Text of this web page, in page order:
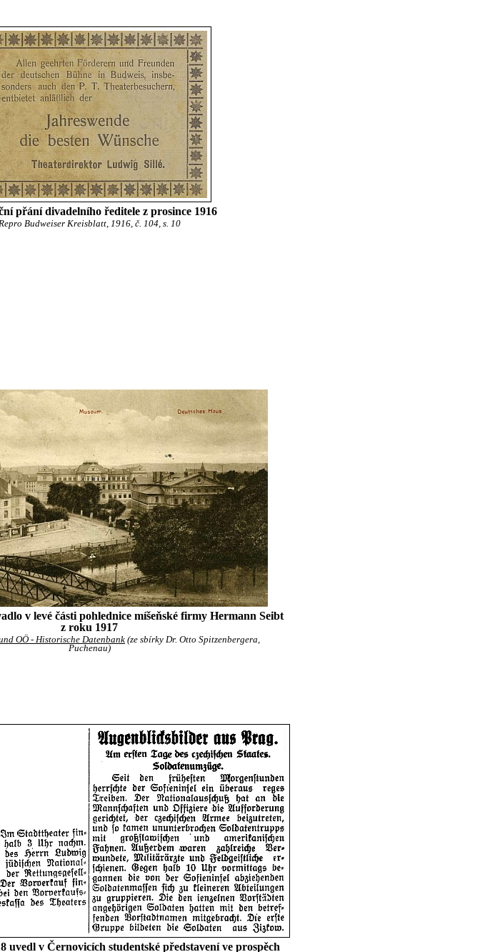
přání divadelního ředitele z prosince 1916
Budweiser Kreisblatt, 1916, č. 104, s. 10
v levé části pohlednice míšeňské firmy Hermann Seibt
z roku 1917
OÖ - Historische Datenbank (ze sbírky Dr. Otto Spitzenbergera,
Puchenau)
uvedl v Černovicích studentské představení ve prospěch